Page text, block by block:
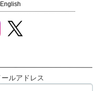
English
ールアドレス